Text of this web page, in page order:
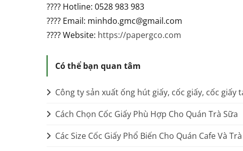
???? Hotline: 0528 983 983
???? Email: minhdo.gmc@gmail.com
???? Website: https://papergco.com
Có thể bạn quan tâm
Công ty sản xuất ống hút giấy, cốc giấy, cốc giấy
Cách Chọn Cốc Giấy Phù Hợp Cho Quán Trà Sữa
Các Size Cốc Giấy Phổ Biến Cho Quán Cafe Và